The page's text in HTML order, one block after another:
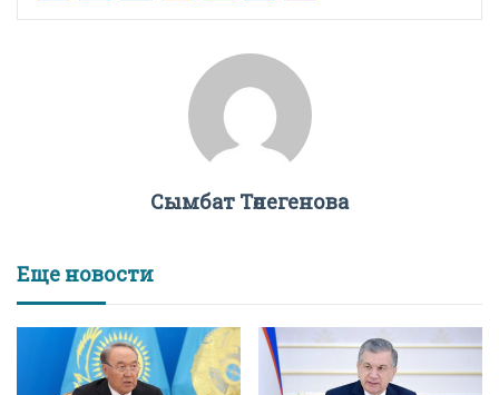
Сымбат Төлегенова
Еще новости